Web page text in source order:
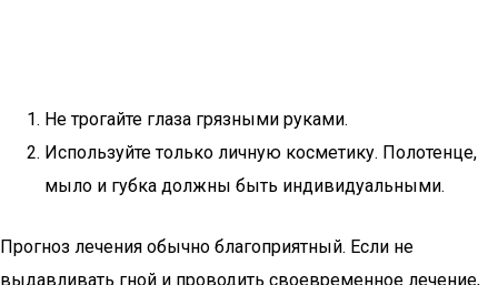
Не трогайте глаза грязными руками.
Используйте только личную косметику. Полотенце,
мыло и губка должны быть индивидуальными.
Прогноз лечения обычно благоприятный. Если не
выдавливать гной и проводить своевременное лечение,